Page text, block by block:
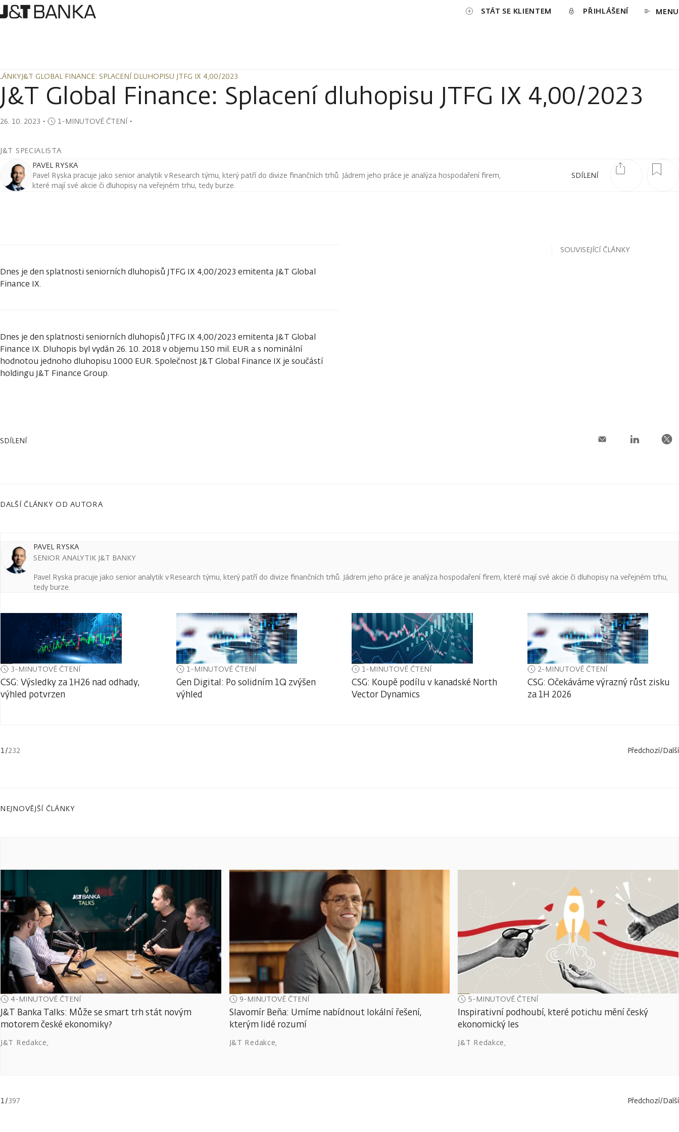
STÁT SE KLIENTEM PŘIHLÁŠENÍ MENU
J&T GLOBAL FINANCE: SPLACENÍ DLUHOPISU JTFG IX 4,00/2023
J&T GLOBAL FINANCE: SPLACENÍ DLUHOPISU JTFG IX 4,00/2023
J&T Global Finance: Splacení dluhopisu JTFG IX 4,00/2023
26. 10. 2023 ・ 1-MINUTOVÉ ČTENÍ・
J&T SPECIALISTA
SDÍLENÍ
PAVEL RYSKA
Pavel Ryska pracuje jako senior analytik v Research týmu, který patří do divize finančních trhů. Jádrem jeho práce je analýza hospodaření firem,
které mají své akcie či dluhopisy na veřejném trhu, tedy burze.
Dnes je den splatnosti seniorních dluhopisů JTFG IX 4,00/2023 emitenta J&T Global
Finance IX.
Dnes je den splatnosti seniorních dluhopisů JTFG IX 4,00/2023 emitenta J&T Global
Finance IX. Dluhopis byl vydán 26. 10. 2018 v objemu 150 mil. EUR a s nominální
hodnotou jednoho dluhopisu 1000 EUR. Společnost J&T Global Finance IX je součástí
holdingu J&T Finance Group.
SOUVISEJÍCÍ ČLÁNKY
SDÍLENÍ
DALŠÍ ČLÁNKY OD AUTORA
PAVEL RYSKA
SENIOR ANALYTIK J&T BANKY
Pavel Ryska pracuje jako senior analytik v Research týmu, který patří do divize finančních trhů. Jádrem jeho práce je analýza hospodaření firem, které mají své akcie či dluhopisy na veřejném trhu,
tedy burze.
3-MINUTOVÉ ČTENÍ
CSG: Výsledky za 1H26 nad odhady,
výhled potvrzen
1-MINUTOVÉ ČTENÍ
Gen Digital: Po solidním 1Q zvýšen
výhled
1-MINUTOVÉ ČTENÍ
CSG: Koupě podílu v kanadské North
Vector Dynamics
2-MINUTOVÉ ČTENÍ
CSG: Očekáváme výrazný růst zisku
za 1H 2026
1 /232 Předchozí/Další
NEJNOVĚJŠÍ ČLÁNKY
4-MINUTOVÉ ČTENÍ
J&T Banka Talks: Může se smart trh stát novým
motorem české ekonomiky?
J&T Redakce,
9-MINUTOVÉ ČTENÍ
Slavomír Beňa: Umíme nabídnout lokální řešení,
kterým lidé rozumí
J&T Redakce,
5-MINUTOVÉ ČTENÍ
Inspirativní podhoubí, které potichu mění český
ekonomický les
J&T Redakce,
1/397 Předchozí/Další